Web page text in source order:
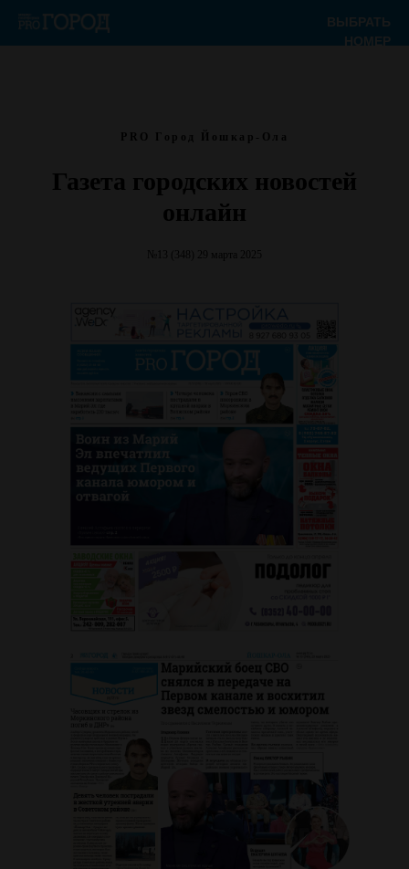
ВЫБРАТЬ
НОМЕР
PRO Город Йошкар-Ола
Газета городских новостей
онлайн
№13 (348) 29 марта 2025